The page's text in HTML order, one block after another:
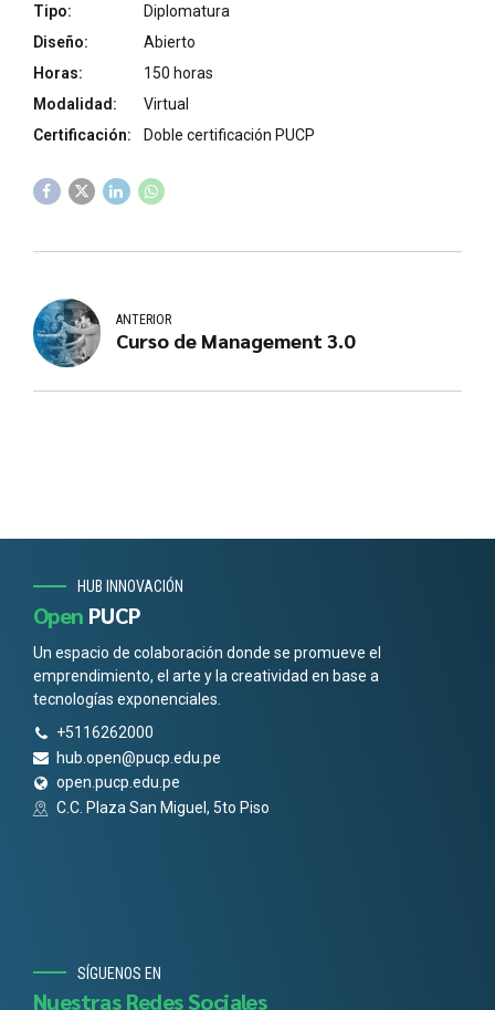
Tipo:
Diplomatura
Diseño:
Abierto
Horas:
150 horas
Modalidad:
Virtual
Certificación:
Doble certificación PUCP
ANTERIOR
Curso de Management 3.0
HUB INNOVACIÓN
Open PUCP
Un espacio de colaboración donde se promueve el
emprendimiento, el arte y la creatividad en base a
tecnologías exponenciales.
+5116262000
hub.open@pucp.edu.pe
open.pucp.edu.pe
C.C. Plaza San Miguel, 5to Piso
SÍGUENOS EN
Nuestras Redes Sociales